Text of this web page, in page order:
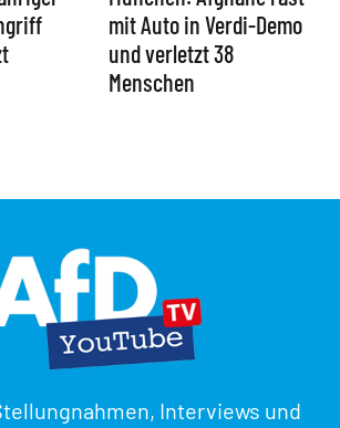
mit Auto in Verdi-Demo
und verletzt 38
Menschen
Interviews und